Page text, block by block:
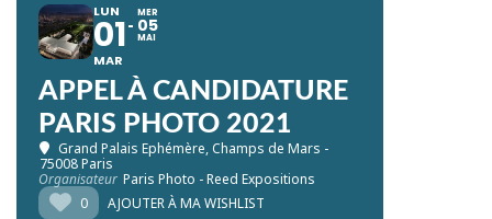
LUN
01
MAR
MER
05
MAI
APPEL À CANDIDATURE
PARIS PHOTO 2021
Grand Palais Ephémère, Champs de Mars -
75008 Paris
Organisateur Paris Photo - Reed Expositions
0
AJOUTER À MA WISHLIST